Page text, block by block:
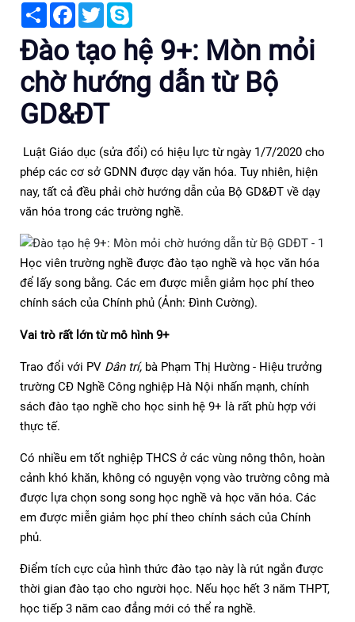
Share Facebook
Twitter
Đào tạo hệ 9+: Mòn mỏi
chờ hướng dẫn từ Bộ
GD&ĐT
Luật Giáo dục (sửa đổi) có hiệu lực từ ngày 1/7/2020 cho
phép các cơ sở GDNN được dạy văn hóa. Tuy nhiên, hiện
nay, tất cả đều phải chờ hướng dẫn của Bộ GD&ĐT về dạy
văn hóa trong các trường nghề.
Học viên trường nghề được đào tạo nghề và học văn hóa
để lấy song bằng. Các em được miễn giảm học phí theo
chính sách của Chính phủ (Ảnh: Đình Cường).
Vai trò rất lớn từ mô hình 9+
Trao đổi với PV Dân trí, bà Phạm Thị Hường - Hiệu trưởng
trường CĐ Nghề Công nghiệp Hà Nội nhấn mạnh, chính
sách đào tạo nghề cho học sinh hệ 9+ là rất phù hợp với
thực tế.
Có nhiều em tốt nghiệp THCS ở các vùng nông thôn, hoàn
cảnh khó khăn, không có nguyện vọng vào trường công mà
được lựa chọn song song học nghề và học văn hóa. Các
em được miễn giảm học phí theo chính sách của Chính
phủ.
Điểm tích cực của hình thức đào tạo này là rút ngắn được
thời gian đào tạo cho người học. Nếu học hết 3 năm THPT,
học tiếp 3 năm cao đẳng mới có thể ra nghề.